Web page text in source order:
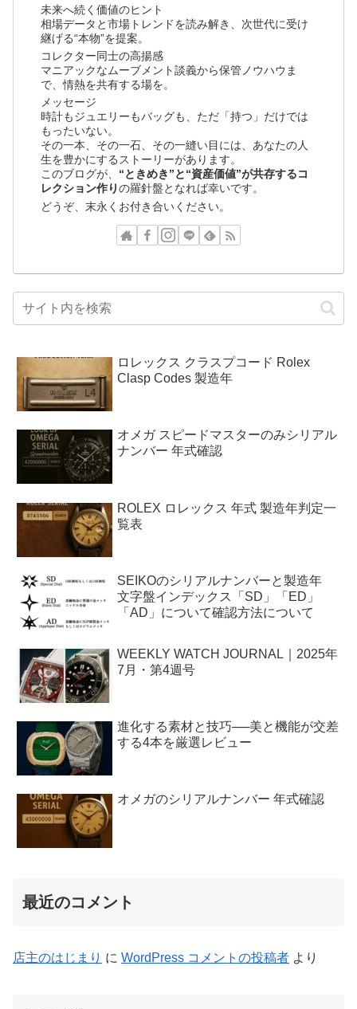
未来へ続く価値のヒント
相場データと市場トレンドを読み解き、次世代に受け
継げる“本物”を提案。
コレクター同士の高揚感
マニアックなムーブメント談義から保管ノウハウま
で、情熱を共有する場を。
メッセージ
時計もジュエリーもバッグも、ただ「持つ」だけでは
もったいない。
その一本、その一石、その一縫い目には、あなたの人
生を豊かにするストーリーがあります。
このブログが、 “ときめき”と“資産価値”が共存するコ
レクション作りの羅針盤となれば幸いです。
どうぞ、末永くお付き合いください。
ロレックス クラスプコード Rolex
Clasp Codes 製造年
オメガ スピードマスターのみシリアル
ナンバー 年式確認
ROLEX ロレックス 年式 製造年判定一
覧表
SEIKOのシリアルナンバーと製造年
文字盤インデックス「SD」「ED」
「AD」について確認方法について
WEEKLY WATCH JOURNAL｜2025年
7月・第4週号
進化する素材と技巧──美と機能が交差
する4本を厳選レビュー
オメガのシリアルナンバー 年式確認
最近のコメント
店主のはじまり に WordPress コメントの投稿者 より